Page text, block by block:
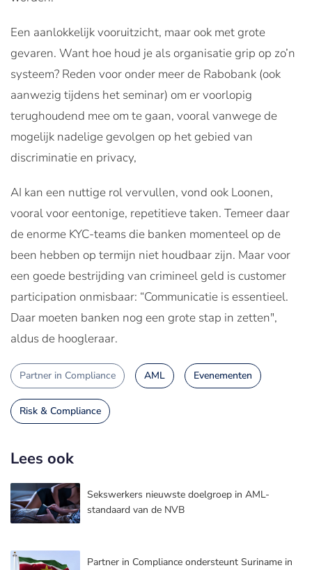
Een aanlokkelijk vooruitzicht, maar ook met grote
gevaren. Want hoe houd je als organisatie grip op zo’n
systeem? Reden voor onder meer de Rabobank (ook
aanwezig tijdens het seminar) om er voorlopig
terughoudend mee om te gaan, vooral vanwege de
mogelijk nadelige gevolgen op het gebied van
discriminatie en privacy,
AI kan een nuttige rol vervullen, vond ook Loonen,
vooral voor eentonige, repetitieve taken. Temeer daar
de enorme KYC-teams die banken momenteel op de
been hebben op termijn niet houdbaar zijn. Maar voor
een goede bestrijding van crimineel geld is customer
participation onmisbaar: “Communicatie is essentieel.
Daar moeten banken nog een grote stap in zetten",
aldus de hoogleraar.
Partner in Compliance AML Evenementen
Risk & Compliance
Lees ook
Sekswerkers nieuwste doelgroep in AML-
standaard van de NVB
Partner in Compliance ondersteunt Suriname in